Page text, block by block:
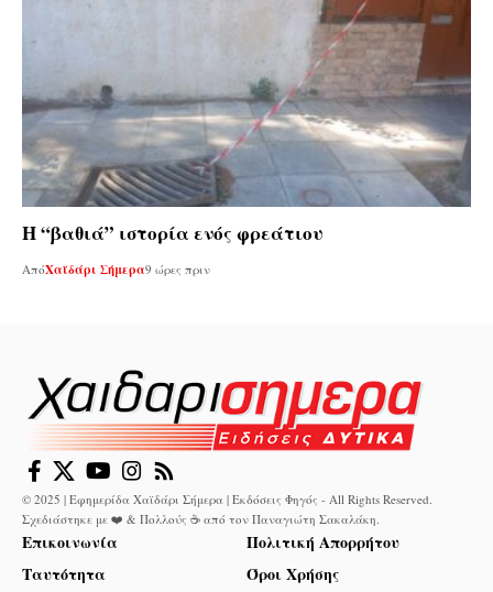
Η “βαθιά” ιστορία ενός φρεάτιου
ΑπόΧαϊδάρι Σήμερα9 ώρες πριν
© 2025 | Εφημερίδα Χαϊδάρι Σήμερα | Εκδόσεις Φηγός - All Rights Reserved.
Σχεδιάστηκε με ❤️ & Πολλούς ☕ από τον Παναγιώτη Σακαλάκη
Επικοινωνία
Ταυτότητα
Πολιτική Απορρήτου
Όροι Χρήσης